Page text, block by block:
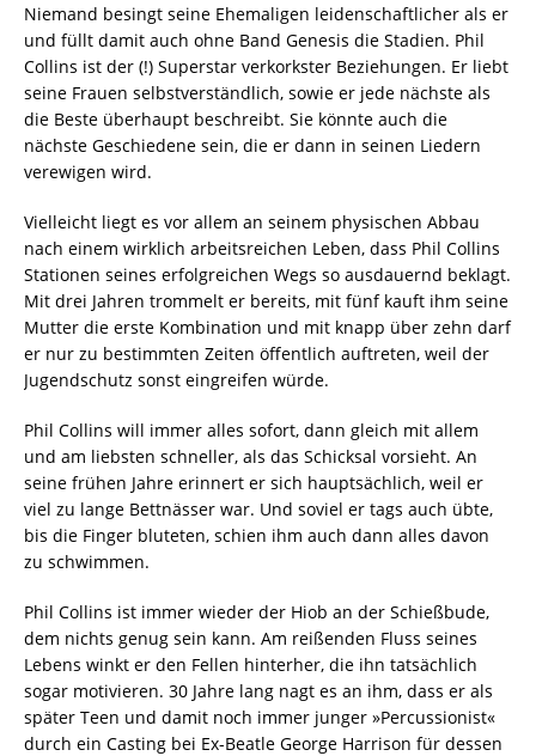
Niemand besingt seine Ehemaligen leidenschaftlicher als er
und füllt damit auch ohne Band Genesis die Stadien. Phil
Collins ist der (!) Superstar verkorkster Beziehungen. Er liebt
seine Frauen selbstverständlich, sowie er jede nächste als
die Beste überhaupt beschreibt. Sie könnte auch die
nächste Geschiedene sein, die er dann in seinen Liedern
verewigen wird.
Vielleicht liegt es vor allem an seinem physischen Abbau
nach einem wirklich arbeitsreichen Leben, dass Phil Collins
Stationen seines erfolgreichen Wegs so ausdauernd beklagt.
Mit drei Jahren trommelt er bereits, mit fünf kauft ihm seine
Mutter die erste Kombination und mit knapp über zehn darf
er nur zu bestimmten Zeiten öffentlich auftreten, weil der
Jugendschutz sonst eingreifen würde.
Phil Collins will immer alles sofort, dann gleich mit allem
und am liebsten schneller, als das Schicksal vorsieht. An
seine frühen Jahre erinnert er sich hauptsächlich, weil er
viel zu lange Bettnässer war. Und soviel er tags auch übte,
bis die Finger bluteten, schien ihm auch dann alles davon
zu schwimmen.
Phil Collins ist immer wieder der Hiob an der Schießbude,
dem nichts genug sein kann. Am reißenden Fluss seines
Lebens winkt er den Fellen hinterher, die ihn tatsächlich
sogar motivieren. 30 Jahre lang nagt es an ihm, dass er als
später Teen und damit noch immer junger »Percussionist«
durch ein Casting bei Ex-Beatle George Harrison für dessen